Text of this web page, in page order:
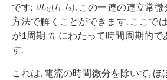
です:
. この一連の連立常
方法で解くことができます. ここで
が1周期
にわたって時間周期的で
す.
これは, 電流の時間微分を除いて,